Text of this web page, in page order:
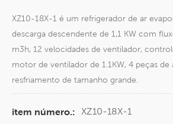
XZ10-18X-1 é um refrigerador de ar
descarga descendente de 1,1 KW com
m3h, 12 velocidades de ventilador,
motor de ventilador de 1.1KW, 4 peças de
resfriamento de tamanho grande.
item número.: XZ10-18X-1